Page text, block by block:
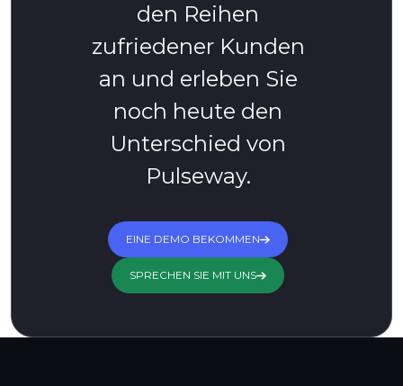
den Reihen
zufriedener Kunden
an und erleben Sie
noch heute den
Unterschied von
Pulseway.
EINE DEMO BEKOMMEN
SPRECHEN SIE MIT UNS